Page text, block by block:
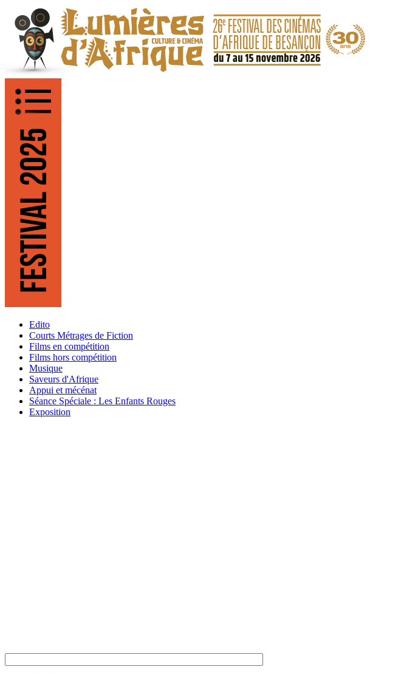
Edito
Courts Métrages de Fiction
Films en compétition
Films hors compétition
Musique
Saveurs d'Afrique
Appui et mécénat
Séance Spéciale : Les Enfants Rouges
Exposition